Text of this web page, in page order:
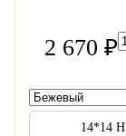
2 670 ₽
14*14